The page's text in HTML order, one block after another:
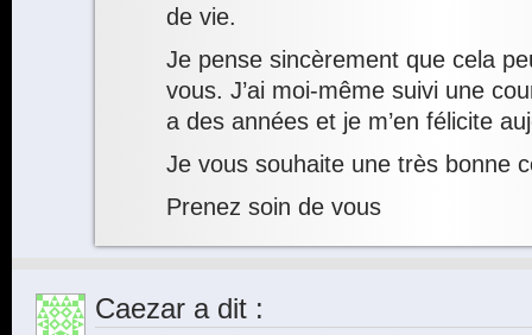
de vie.
Je pense sincèrement que cela
vous. J’ai moi-même suivi une
a des années et je m’en félicite
Je vous souhaite une très bonne
Prenez soin de vous
Caezar a dit :